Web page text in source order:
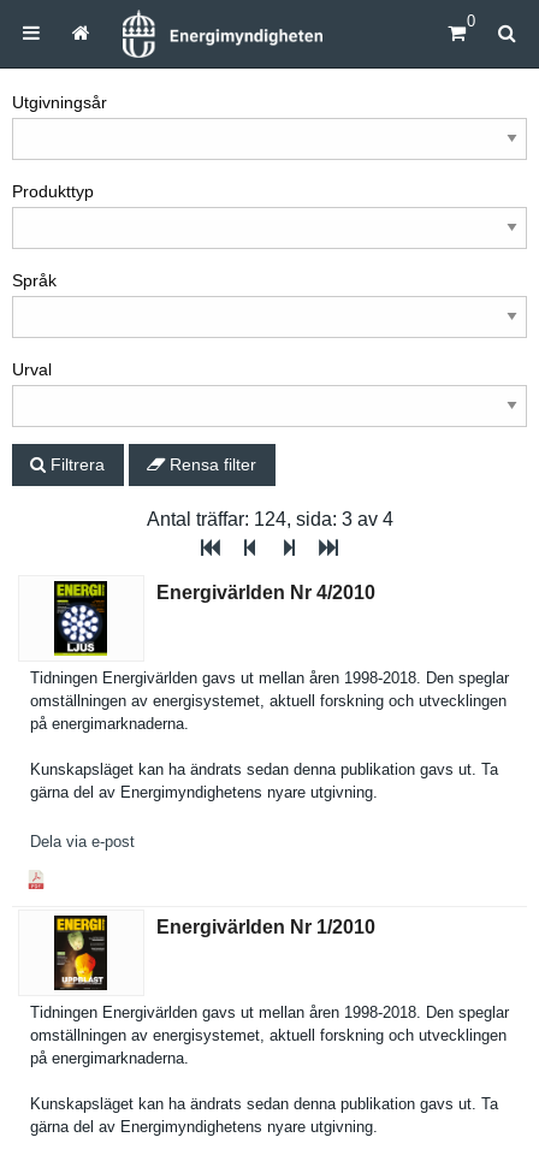
0
Utgivningsår
Produkttyp
Språk
Urval
Filtrera Rensa filter
Antal träffar: 124, sida: 3 av 4
Energivärlden Nr 4/​2010
Tidningen Energivärl­den gavs ut mellan åren 1998-2018. Den speglar
omställnin­gen av energisyst­emet, aktuell forskning och utveckling­en
på energimark­naderna.
Kunskapslä­get kan ha ändrats sedan denna publikatio­n gavs ut. Ta
gärna del av Energimynd­ighetens nyare utgivning.
Dela via e-post
Energivärlden Nr 1/​2010
Tidningen Energivärl­den gavs ut mellan åren 1998-2018. Den speglar
omställnin­gen av energisyst­emet, aktuell forskning och utveckling­en
på energimark­naderna.
Kunskapslä­get kan ha ändrats sedan denna publikatio­n gavs ut. Ta
gärna del av Energimynd­ighetens nyare utgivning.